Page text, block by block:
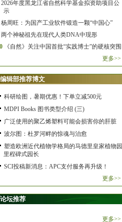
2026年度黑龙江省自然科学基金拟资助项目公
示
杨周旺：为国产工业软件锻造一颗“中国心”
两个神秘祖先在现代人类DNA中现形
《自然》关注中国首批“实践博士”的硬核突围
更多>>
编辑部推荐博文
科研绘图，暑期优惠！下单立减500元
MDPI Books 图书类型介绍 (三)
广泛使用的聚乙烯塑料可能会损害你的肝脏
波尔图：杜罗河畔的惊魂与治愈
塑造欧洲近代植物学格局的马德里皇家植物园
里程碑式园长
SCI投稿新消息：APC支付服务再升级！
更多>>
论坛推荐
更多>>